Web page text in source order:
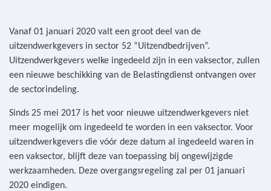
Vanaf 01 januari 2020 valt een groot deel van de
uitzendwerkgevers in sector 52 “Uitzendbedrijven”.
Uitzendwerkgevers welke ingedeeld zijn in een vaksector, zullen
een nieuwe beschikking van de Belastingdienst ontvangen over
de sectorindeling.
Sinds 25 mei 2017 is het voor nieuwe uitzendwerkgevers niet
meer mogelijk om ingedeeld te worden in een vaksector. Voor
uitzendwerkgevers die vóór deze datum al ingedeeld waren in
een vaksector, blijft deze van toepassing bij ongewijzigde
werkzaamheden. Deze overgangsregeling zal per 01 januari
2020 eindigen.